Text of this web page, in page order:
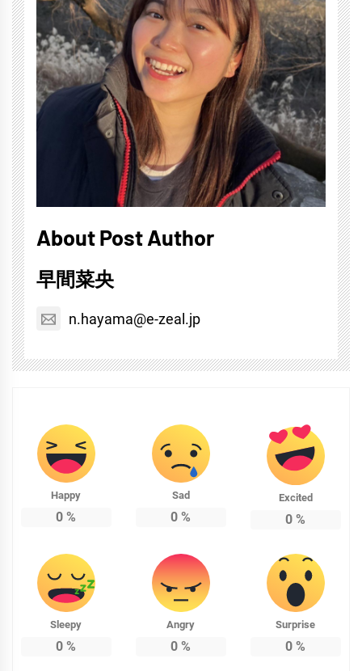
About Post Author
早間菜央
n.hayama@e-zeal.jp
Happy
0 %
Sad
0 %
Excited
0 %
Sleepy
0 %
Angry
0 %
Surprise
0 %